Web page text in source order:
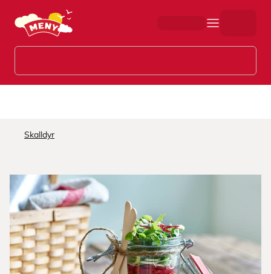
Hopp til hovedinnhold
Skalldyr